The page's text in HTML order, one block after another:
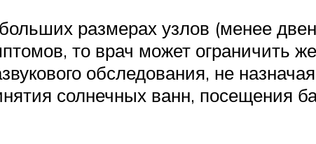
размерах узлов (менее
то врач может ограничить
обследования, не
солнечных ванн, посещения